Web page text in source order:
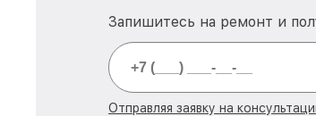
Запишитесь на ремонт и
Отправляя заявку на